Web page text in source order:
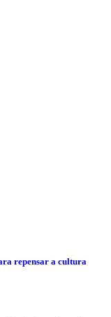
repensar a cultura